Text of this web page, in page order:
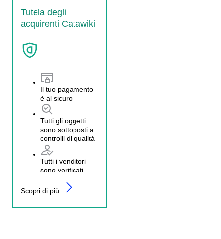
Tutela degli
acquirenti Catawiki
Il tuo pagamento
è al sicuro
Tutti gli oggetti
sono sottoposti a
controlli di qualità
Tutti i venditori
sono verificati
Scopri di più